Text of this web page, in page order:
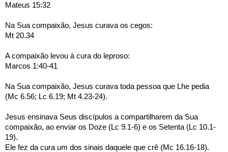
Mateus 15:32
Na Sua compaixão, Jesus curava os cegos:
Mt 20.34
A compaixão levou à cura do leproso:
Marcos 1:40-41
Na Sua compaixão, Jesus curava toda pessoa que Lhe pedia
(Mc 6.56; Lc 6.19; Mt 4.23-24).
Jesus ensinava Seus discípulos a compartilharem da Sua
compaixão, ao enviar os Doze (Lc 9.1-6) e os Setenta (Lc 10.1-
19).
Ele fez da cura um dos sinais daquele que crê (Mc 16.16-18).